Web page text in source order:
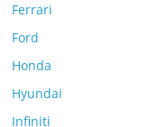
Ferrari
Ford
Honda
Hyundai
Infiniti